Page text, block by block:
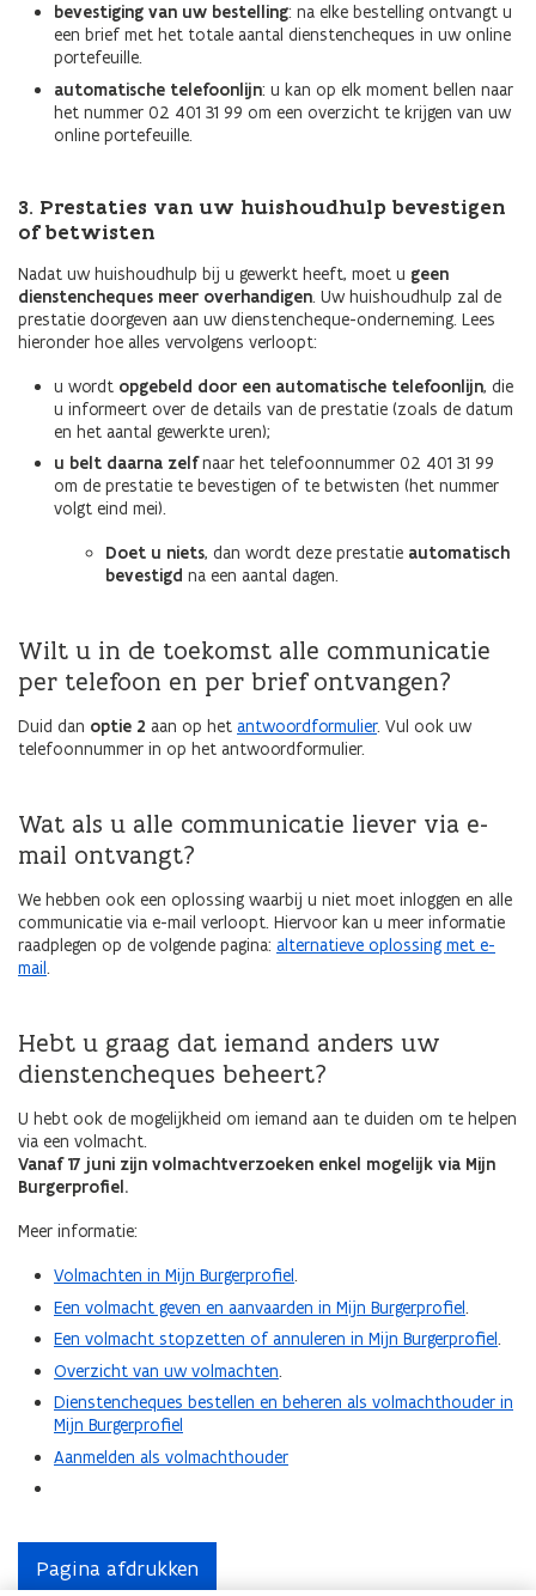
bevestiging van uw bestelling: na elke bestelling ontvangt u
een brief met het totale aantal dienstencheques in uw online
portefeuille.
automatische telefoonlijn: u kan op elk moment bellen naar
het nummer 02 401 31 99 om een overzicht te krijgen van uw
online portefeuille.
3. Prestaties van uw huishoudhulp bevestigen
of betwisten
Nadat uw huishoudhulp bij u gewerkt heeft, moet u geen
dienstencheques meer overhandigen . Uw huishoudhulp zal de
prestatie doorgeven aan uw dienstencheque-onderneming. Lees
hieronder hoe alles vervolgens verloopt:
u wordt opgebeld door een automatische telefoonlijn, die
u informeert over de details van de prestatie (zoals de datum
en het aantal gewerkte uren);
u belt daarna zelfnaar het telefoonnummer 02 401 31 99
om de prestatie te bevestigen of te betwisten (het nummer
volgt eind mei).
Doet u niets, dan wordt deze prestatie automatisch
bevestigd na een aantal dagen.
Wilt u in de toekomst alle communicatie
per telefoon en per brief ontvangen?
Duid dan optie 2 aan op het antwoordformulier. Vul ook uw
telefoonnummer in op het antwoordformulier.
Wat als u alle communicatie liever via e-
mail ontvangt?
We hebben ook een oplossing waarbij u niet moet inloggen en alle
communicatie via e-mail verloopt. Hiervoor kan u meer informatie
raadplegen op de volgende pagina: alternatieve oplossing met e-
mail.
Hebt u graag dat iemand anders uw
dienstencheques beheert?
U hebt ook de mogelijkheid om iemand aan te duiden om te helpen
via een volmacht.
Vanaf 17 juni zijn volmachtverzoeken enkel mogelijk via Mijn
Burgerprofiel.
Meer informatie:
Volmachten in Mijn Burgerprofiel.
Een volmacht geven en aanvaarden in Mijn Burgerprofiel
Een volmacht stopzetten of annuleren in Mijn Burgerprofiel.
Overzicht van uw volmachten
Dienstencheques bestellen en beheren als volmachthouder in
Mijn Burgerprofiel
Aanmelden als volmachthouder
Pagina afdrukken